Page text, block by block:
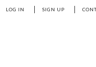
LOG IN SIGN UP